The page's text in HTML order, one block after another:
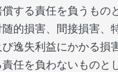
する責任を負うもの
随的損害、間接損害、
逸失利益にかかる損
任を負わないものと